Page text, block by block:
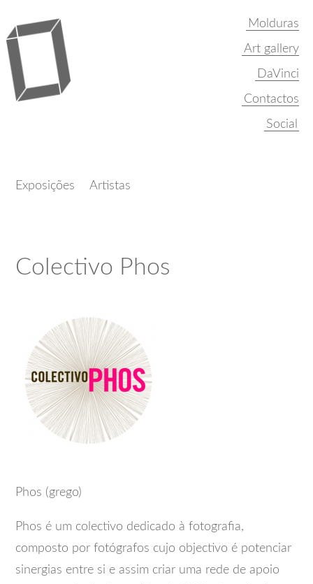
Molduras
Art gallery
DaVinci
Contactos
Exposições Artistas
Colectivo Phos
Phos (grego)
Phos é um colectivo dedicado à fotografia,
composto por fotógrafos cujo objectivo é potenciar
sinergias entre si e assim criar uma rede de apoio